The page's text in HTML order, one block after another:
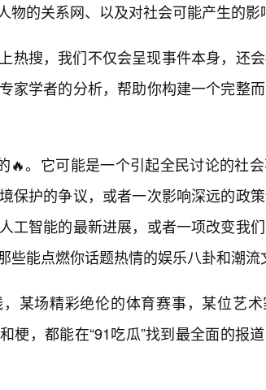
的关系网、以及对社会可能产生的影
热搜，我们不仅会呈现事件本身，还
家学者的分析，帮助你构建一个完整
🔥。它可能是一个引起全民讨论的社
保护的争议，或者一次影响深远的政
工智能的最新进展，或者一项改变我
能点燃你话题热情的娱乐八卦和潮流
某场精彩绝伦的体育赛事，某位艺
梗，都能在“91吃瓜”找到最全面的报